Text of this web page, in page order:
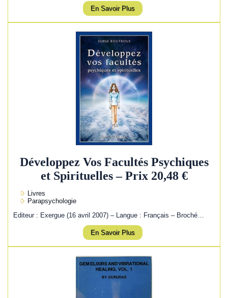
En Savoir Plus
Développez Vos Facultés Psychiques
et Spirituelles – Prix 20,48 €
Livres
Parapsychologie
Editeur : Exergue (16 avril 2007) – Langue : Français – Broché…
En Savoir Plus